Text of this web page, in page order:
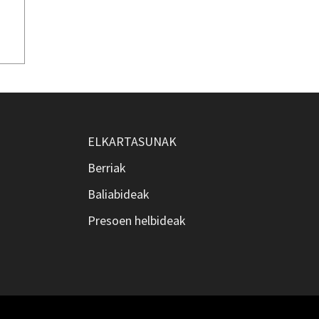
ELKARTASUNAK
Berriak
Baliabideak
Presoen helbideak